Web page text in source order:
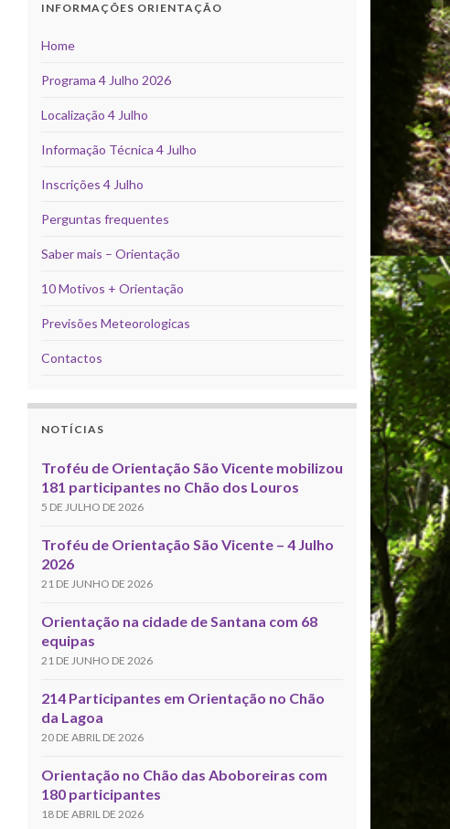
INFORMAÇÕES ORIENTAÇÃO
Home
Programa 4 Julho 2026
Localização 4 Julho
Informação Técnica 4 Julho
Inscrições 4 Julho
Perguntas frequentes
Saber mais – Orientação
10 Motivos + Orientação
Previsões Meteorologicas
Contactos
NOTÍCIAS
Troféu de Orientação São Vicente mobilizou
181 participantes no Chão dos Louros
5 DE JULHO DE 2026
Troféu de Orientação São Vicente – 4 Julho
2026
21 DE JUNHO DE 2026
Orientação na cidade de Santana com 68
equipas
21 DE JUNHO DE 2026
214 Participantes em Orientação no Chão
da Lagoa
20 DE ABRIL DE 2026
Orientação no Chão das Aboboreiras com
180 participantes
18 DE ABRIL DE 2026